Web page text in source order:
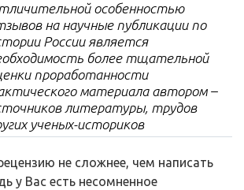
особенностью
на научные публикации по
России является
более тщательной
проработанности
материала автором –
литературы, трудов
ученых-историков
не сложнее, чем написать
у Вас есть несомненное